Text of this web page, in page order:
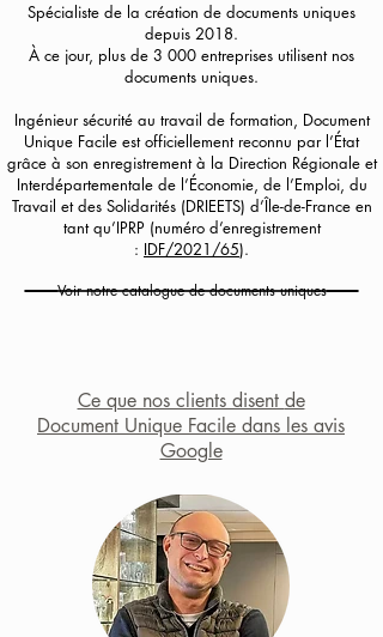
Spécialiste de la création de documents uniques
depuis 2018.
À ce jour, plus de 3 000 entreprises utilisent nos
documents uniques.
Ingénieur sécurité au travail de formation, Document
Unique Facile est officiellement reconnu par l’État
grâce à son enregistrement à la Direction Régionale et
Interdépartementale de l’Économie, de l’Emploi, du
Travail et des Solidarités (DRIEETS) d’Île-de-France en
tant qu’IPRP (numéro d’enregistrement
: IDF/2021/65).
Voir notre catalogue de documents uniques
Ce que nos clients disent de
Document Unique Facile dans les avis
Google